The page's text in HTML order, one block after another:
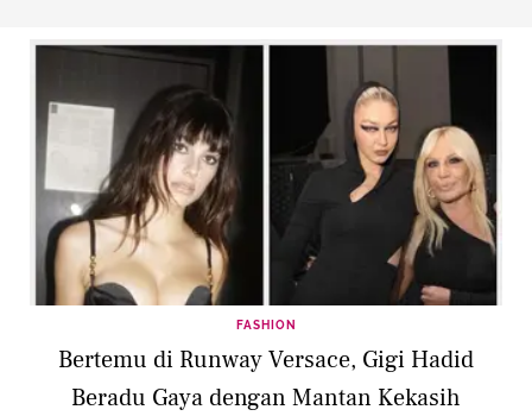
FASHION
Bertemu di Runway Versace, Gigi Hadid
Beradu Gaya dengan Mantan Kekasih